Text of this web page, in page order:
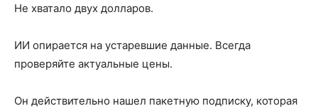
Не хватало двух долларов.
ИИ опирается на устаревшие данные. Всегда
проверяйте актуальные цены.
Он действительно нашел пакетную подписку, которая